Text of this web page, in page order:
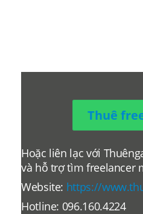
Thuê
Hoặc liên lạc với
và hỗ trợ tìm freelancer
Website: https://
Hotline: 096.160.4224